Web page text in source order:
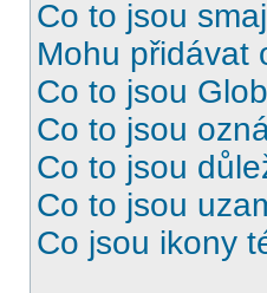
Co to jsou
Mohu přidávat
Co to jsou
Co to jsou
Co to jsou
Co to jsou
Co jsou ikony